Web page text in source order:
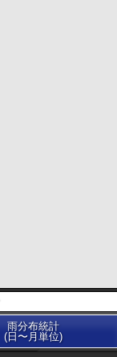
雨分布統計
(日〜月単位)